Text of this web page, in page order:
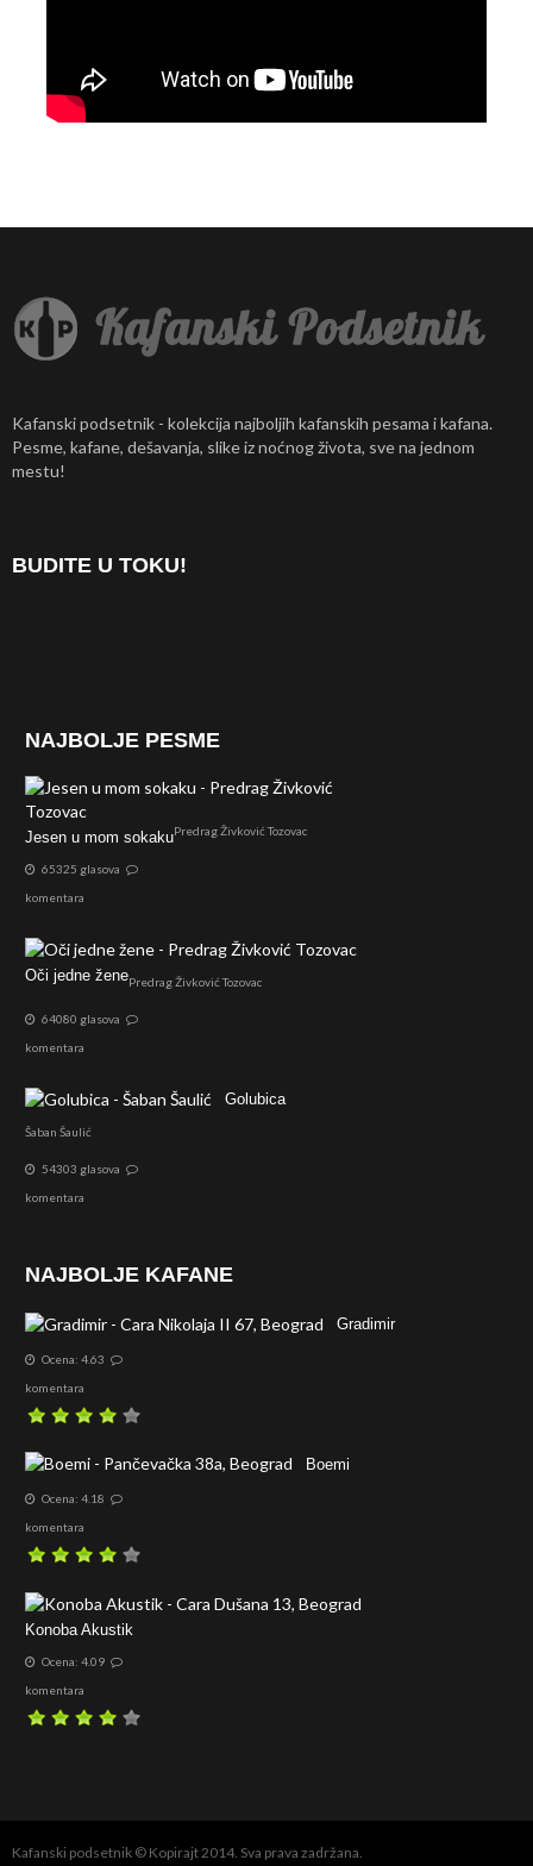
Kafanski podsetnik - kolekcija najboljih kafanskih pesama i kafana.
Pesme, kafane, dešavanja, slike iz noćnog života, sve na jednom
mestu!
BUDITE U TOKU!
NAJBOLJE PESME
Jesen u mom sokakuPredrag Živković Tozovac
65325 glasova
komentara
Oči jedne ženePredrag Živković Tozovac
64080 glasova
komentara
Golubica
Šaban Šaulić
54303 glasova
komentara
NAJBOLJE KAFANE
Gradimir
Ocena: 4.63
komentara
Boemi
Ocena: 4.18
komentara
Konoba Akustik
Ocena: 4.09
komentara
Kafanski podsetnik © Kopirajt 2014. Sva prava zadržana.